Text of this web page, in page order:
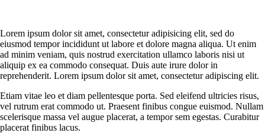
Lorem ipsum dolor sit amet, consectetur adipisicing elit, sed do
eiusmod tempor incididunt ut labore et dolore magna aliqua. Ut enim
ad minim veniam, quis nostrud exercitation ullamco laboris nisi ut
aliquip ex ea commodo consequat. Duis aute irure dolor in
reprehenderit. Lorem ipsum dolor sit amet, consectetur adipiscing elit.
Etiam vitae leo et diam pellentesque porta. Sed eleifend ultricies risus,
vel rutrum erat commodo ut. Praesent finibus congue euismod. Nullam
scelerisque massa vel augue placerat, a tempor sem egestas. Curabitur
placerat finibus lacus.